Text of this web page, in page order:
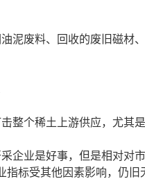
废料、回收的废旧磁材
个稀土上游供应，尤其
业是好事，但是相对对
标受其他因素影响，仍